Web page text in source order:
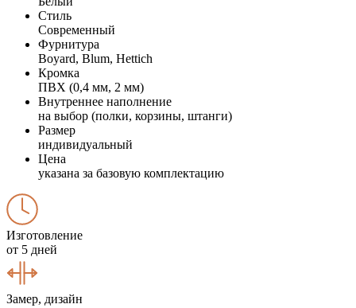
Стиль
Современный
Фурнитура
Boyard, Blum, Hettich
Кромка
ПВХ (0,4 мм, 2 мм)
Внутреннее наполнение
на выбор (полки, корзины, штанги)
Размер
индивидуальный
Цена
указана за базовую комплектацию
Изготовление
от 5 дней
Замер, дизайн